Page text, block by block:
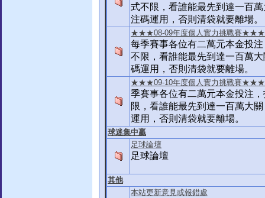
式不限，看誰能最先到達一百
注碼運用，否則清袋就要離場。
★★★08-09年度個人實力挑戰賽★★★
每季賽事各位有二萬元本金投
不限，看誰能最先到達一百萬
碼運用，否則清袋就要離場。
★★★09-10年度個人實力挑戰賽★★★
季賽事各位有二萬元本金投注
限，看誰能最先到達一百萬大
運用，否則清袋就要離場。
球迷集中贏
足球論壇
足球論壇
其他
本站更新意見或報錯處